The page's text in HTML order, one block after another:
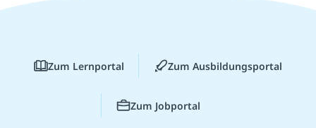
Zum Lernportal Zum Ausbildungsportal
Zum Jobportal